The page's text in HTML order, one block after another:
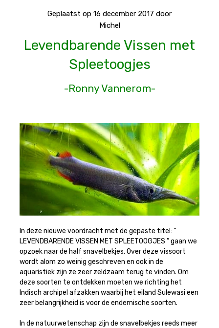
Geplaatst op 16 december 2017 door
Michel
Levendbarende Vissen met
Spleetoogjes
-Ronny Vannerom-
In deze nieuwe voordracht met de gepaste titel: ”
LEVENDBARENDE VISSEN MET SPLEETOOGJES ” gaan we
opzoek naar de half snavelbekjes. Over deze vissoort
wordt alom zo weinig geschreven en ook in de
aquaristiek zijn ze zeer zeldzaam terug te vinden. Om
deze soorten te ontdekken moeten we richting het
Indisch archipel afzakken waarbij het eiland Sulewasi een
zeer belangrijkheid is voor de endemische soorten.
In de natuurwetenschap zijn de snavelbekjes reeds meer